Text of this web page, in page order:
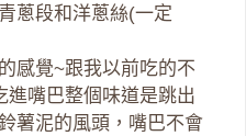
蔥段和洋蔥絲(一定
感覺~跟我以前吃的不
進嘴巴整個味道是跳出
薯泥的風頭，嘴巴不會